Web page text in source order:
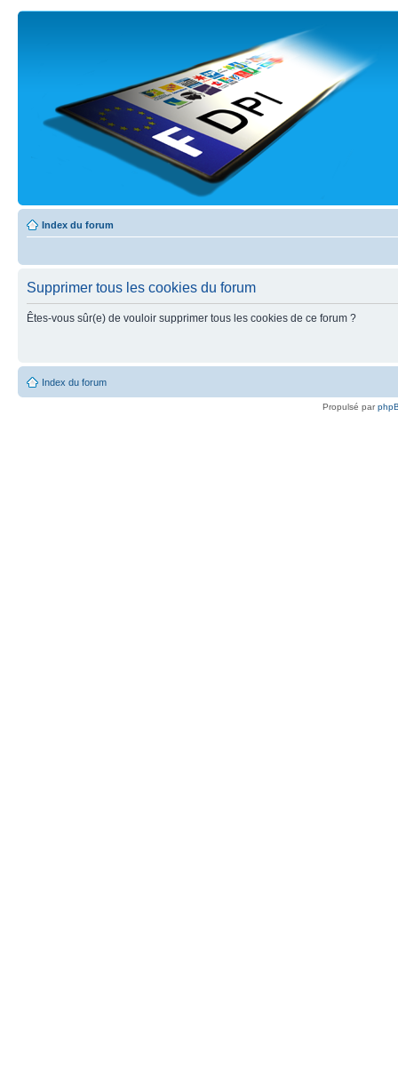
Index du forum
Supprimer tous les cookies du forum
Êtes-vous sûr(e) de vouloir supprimer tous les cookies de ce forum ?
Index du forum
Propulsé par